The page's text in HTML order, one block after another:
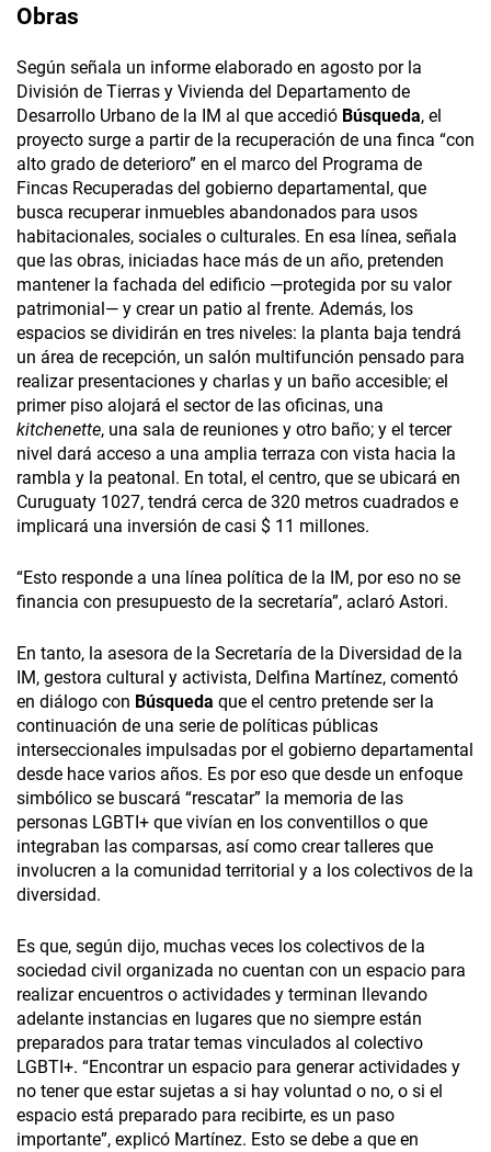
Obras
Según señala un informe elaborado en agosto por la
División de Tierras y Vivienda del Departamento de
Desarrollo Urbano de la IM al que accedió Búsqueda, el
proyecto surge a partir de la recuperación de una finca “con
alto grado de deterioro” en el marco del Programa de
Fincas Recuperadas del gobierno departamental, que
busca recuperar inmuebles abandonados para usos
habitacionales, sociales o culturales. En esa línea, señala
que las obras, iniciadas hace más de un año, pretenden
mantener la fachada del edificio —protegida por su valor
patrimonial— y crear un patio al frente. Además, los
espacios se dividirán en tres niveles: la planta baja tendrá
un área de recepción, un salón multifunción pensado para
realizar presentaciones y charlas y un baño accesible; el
primer piso alojará el sector de las oficinas, una
kitchenette, una sala de reuniones y otro baño; y el tercer
nivel dará acceso a una amplia terraza con vista hacia la
rambla y la peatonal. En total, el centro, que se ubicará en
Curuguaty 1027, tendrá cerca de 320 metros cuadrados e
implicará una inversión de casi $ 11 millones.
“Esto responde a una línea política de la IM, por eso no se
financia con presupuesto de la secretaría”, aclaró Astori.
En tanto, la asesora de la Secretaría de la Diversidad de la
IM, gestora cultural y activista, Delfina Martínez, comentó
en diálogo con Búsqueda que el centro pretende ser la
continuación de una serie de políticas públicas
interseccionales impulsadas por el gobierno departamental
desde hace varios años. Es por eso que desde un enfoque
simbólico se buscará “rescatar” la memoria de las
personas LGBTI+ que vivían en los conventillos o que
integraban las comparsas, así como crear talleres que
involucren a la comunidad territorial y a los colectivos de la
diversidad.
Es que, según dijo, muchas veces los colectivos de la
sociedad civil organizada no cuentan con un espacio para
realizar encuentros o actividades y terminan llevando
adelante instancias en lugares que no siempre están
preparados para tratar temas vinculados al colectivo
LGBTI+. “Encontrar un espacio para generar actividades y
no tener que estar sujetas a si hay voluntad o no, o si el
espacio está preparado para recibirte, es un paso
importante”, explicó Martínez. Esto se debe a que en